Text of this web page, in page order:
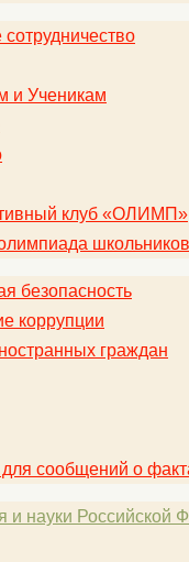
и Ученикам
клуб «ОЛИМП»
школьников
безопасность
коррупции
граждан
сообщений о
и науки Российской